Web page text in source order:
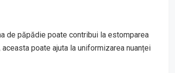
de păpădie poate contribui la estomparea
poate ajuta la uniformizarea nuanței